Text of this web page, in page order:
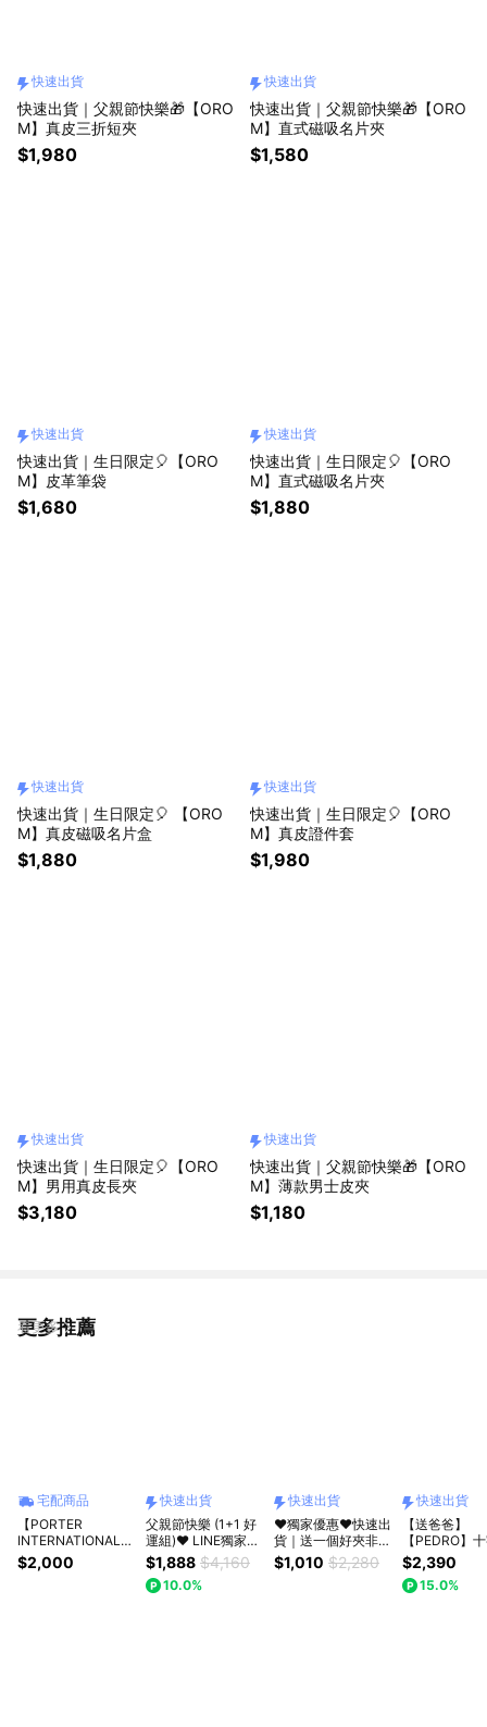
快速出貨
快速出貨｜父親節快樂🎁【ORO
M】真皮三折短夾
$1,980
快速出貨
快速出貨｜父親節快樂🎁【ORO
M】直式磁吸名片夾
$1,580
快速出貨
快速出貨｜生日限定🎈【ORO
M】皮革筆袋
$1,680
快速出貨
快速出貨｜生日限定🎈【ORO
M】直式磁吸名片夾
$1,880
快速出貨
快速出貨｜生日限定🎈 【ORO
M】真皮磁吸名片盒
$1,880
快速出貨
快速出貨｜生日限定🎈【ORO
M】真皮證件套
$1,980
快速出貨
快速出貨｜生日限定🎈【ORO
M】男用真皮長夾
$3,180
快速出貨
快速出貨｜父親節快樂🎁【ORO
M】薄款男士皮夾
$1,180
更多推薦
看更多
宅配商品
【PORTER
INTERNATIONAL】
低調奢華 MELODY
系列 三折零錢短夾
$2,000
快速出貨
父親節快樂 (1+1 好
運組)❤️ LINE獨家組
合 ❤️ 快速出貨 ❤️
【pierre cardin 皮爾
卡登】皮帶皮夾
$1,888 $4,160
10.0%
快速出貨
❤️獨家優惠❤️快速出
貨｜送一個好夾非你
莫屬❤️【pierre
cardin 皮爾卡登】
$1,010 $2,280
快速出貨
【送爸爸】
【PEDRO】
紋皮革零錢袋
男士皮夾送禮
質感單品｜快
$2,390
15.0%